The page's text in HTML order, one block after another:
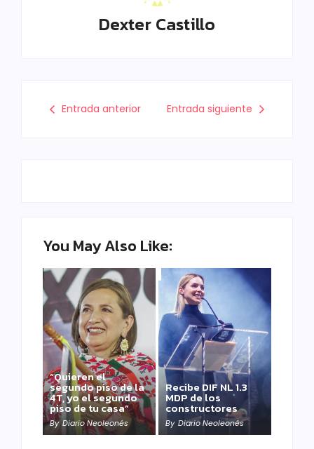
Dexter Castillo
Entrada anterior Entrada siguiente
You May Also Like:
“Quieren el
segundo piso de la
4T, yo el segundo
piso de tu casa”
By Diario Neoleonés
Recibe DIF NL 1.3
MDP de los
constructores
By Diario Neoleonés